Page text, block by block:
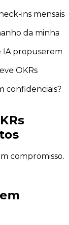
ins mensais
da minha
IA propuserem
OKRs
confidenciais?
compromisso.